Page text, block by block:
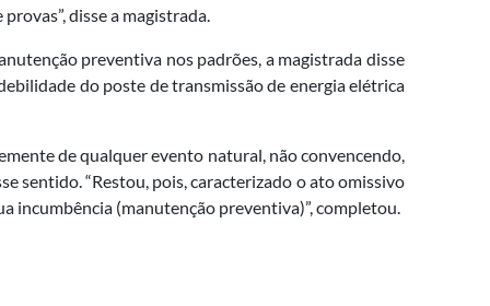
disse a magistrada.
preventiva nos padrões, a magistrada disse
do poste de transmissão de energia elétrica
de qualquer evento natural, não convencendo,
sentido. “Restou, pois, caracterizado o ato omissivo
incumbência (manutenção preventiva)”, completou.